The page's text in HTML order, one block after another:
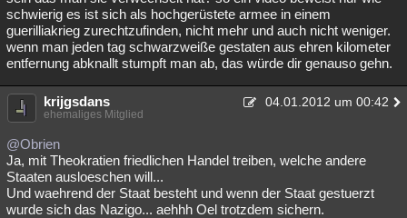
schwierig es ist sich als hochgerüstete armee in einem
guerilliakrieg zurechtzufinden, nicht mehr und auch nicht weniger.
wenn man jeden tag schwarzweiße gestaten aus ehren kilometer
entfernung abknallt stumpft man ab, das würde dir genauso gehn.
krijgsdans 04.01.2012 um 00:42
ehemaliges Mitglied
@Obrien
Ja, mit Theokratien friedlichen Handel treiben, welche andere
Staaten ausloeschen will...
Und waehrend der Staat besteht und wenn der Staat gestuerzt
wurde sich das Nazigo... aehhh Oel trotzdem sichern.